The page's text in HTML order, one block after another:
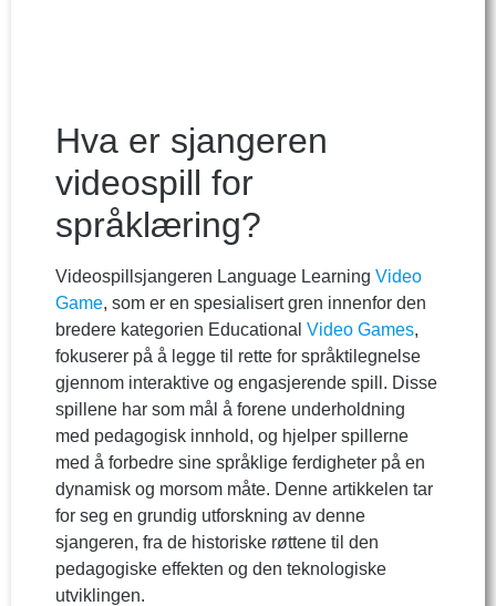
Hva er sjangeren
videospill for
språklæring?
Videospillsjangeren Language Learning Video
Game, som er en spesialisert gren innenfor den
bredere kategorien Educational Video Games,
fokuserer på å legge til rette for språktilegnelse
gjennom interaktive og engasjerende spill. Disse
spillene har som mål å forene underholdning
med pedagogisk innhold, og hjelper spillerne
med å forbedre sine språklige ferdigheter på en
dynamisk og morsom måte. Denne artikkelen tar
for seg en grundig utforskning av denne
sjangeren, fra de historiske røttene til den
pedagogiske effekten og den teknologiske
utviklingen.